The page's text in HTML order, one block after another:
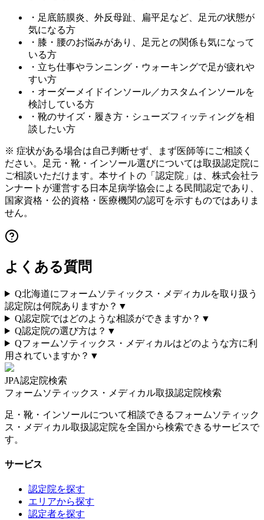
・足底筋膜炎、外反母趾、扁平足など、足元の状態が
気になる方
・膝・腰のお悩みがあり、足元との関係も気になって
いる方
・立ち仕事やランニング・ウォーキングで足が疲れや
すい方
・オーダーメイドインソール／カスタムインソールを
検討している方
・靴のサイズ・履き方・シューズフィッティングを相
談したい方
※ 症状がある場合は自己判断せず、まず医師等にご相談く
ださい。足元・靴・インソール選びについては取扱認定院に
ご相談いただけます。本サイトの「認定院」は、株式会社ラ
ンナートが運営する日本足病学協会による民間認定であり、
国家資格・公的資格・医療機関の認可を示すものではありま
せん。
よくある質問
Q北海道にフォームソティックス・メディカルを取り扱う
認定院は何院ありますか？ ▼
Q認定院ではどのような相談ができますか？ ▼
Q認定院の選び方は？ ▼
Qフォームソティックス・メディカルはどのような方に利
用されていますか？ ▼
JPA認定院検索
フォームソティックス・メディカル取扱認定院検索
足・靴・インソールについて相談できるフォームソティック
ス・メディカル取扱認定院を全国から検索できるサービスで
す。
サービス
認定院を探す
エリアから探す
認定者を探す